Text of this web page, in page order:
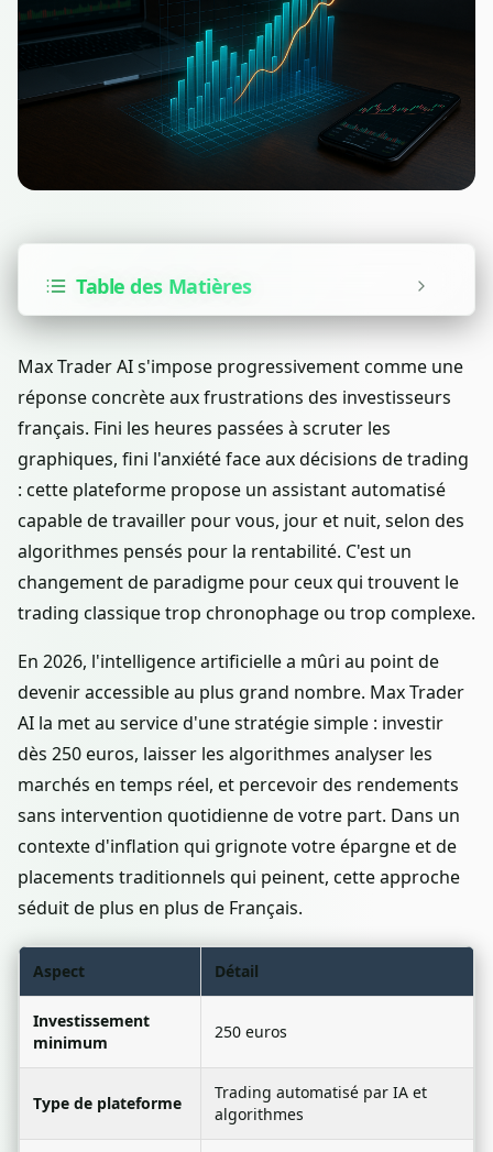
Table des Matières
Max Trader AI s'impose progressivement comme une
réponse concrète aux frustrations des investisseurs
français. Fini les heures passées à scruter les
graphiques, fini l'anxiété face aux décisions de trading
: cette plateforme propose un assistant automatisé
capable de travailler pour vous, jour et nuit, selon des
algorithmes pensés pour la rentabilité. C'est un
changement de paradigme pour ceux qui trouvent le
trading classique trop chronophage ou trop complexe.
En 2026, l'intelligence artificielle a mûri au point de
devenir accessible au plus grand nombre. Max Trader
AI la met au service d'une stratégie simple : investir
dès 250 euros, laisser les algorithmes analyser les
marchés en temps réel, et percevoir des rendements
sans intervention quotidienne de votre part. Dans un
contexte d'inflation qui grignote votre épargne et de
placements traditionnels qui peinent, cette approche
séduit de plus en plus de Français.
Aspect Détail
Investissement
minimum
250 euros
Type de plateforme
Trading automatisé par IA et
algorithmes